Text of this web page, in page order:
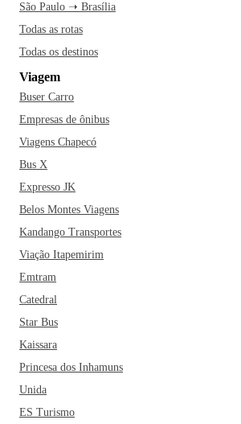
São Paulo ➝ Brasília
Todas as rotas
Todas os destinos
Viagem
Buser Carro
Empresas de ônibus
Viagens Chapecó
Bus X
Expresso JK
Belos Montes Viagens
Kandango Transportes
Viação Itapemirim
Emtram
Catedral
Star Bus
Kaissara
Princesa dos Inhamuns
Unida
ES Turismo